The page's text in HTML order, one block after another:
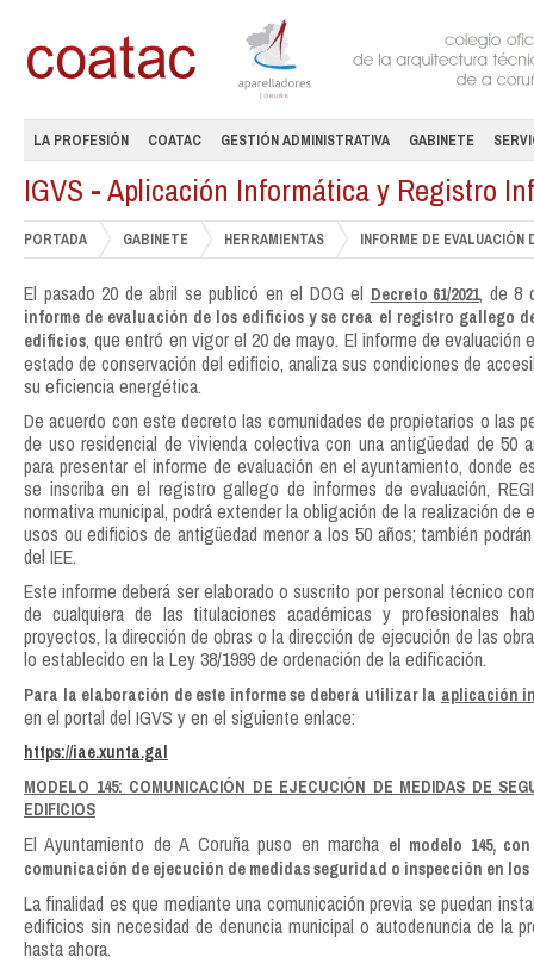
LA PROFESIÓN COATAC GESTIÓN ADMINISTRATIVA GABINETE
IGVS - Aplicación Informática y Registro
PORTADA GABINETE HERRAMIENTAS INFORME DE EVALUACIÓN
El pasado 20 de abril se publicó en el DOG el Decreto 61/2021, de 8
informe de evaluación de los edificios y se crea el registro gallego
edificios, que entró en vigor el 20 de mayo. El informe de evaluación
estado de conservación del edificio, analiza sus condiciones de
su eficiencia energética.
De acuerdo con este decreto las comunidades de propietarios o las
de uso residencial de vivienda colectiva con una antigüedad de 50
para presentar el informe de evaluación en el ayuntamiento, donde
se inscriba en el registro gallego de informes de evaluación,
normativa municipal, podrá extender la obligación de la realización
usos ou edificios de antigüedad menor a los 50 años; también
del IEE.
Este informe deberá ser elaborado o suscrito por personal técnico
de cualquiera de las titulaciones académicas y profesionales
proyectos, la dirección de obras o la dirección de ejecución de las
lo establecido en la Ley 38/1999 de ordenación de la edificación.
Para la elaboración de este informe se deberá utilizar la aplicación
en el portal del IGVS y en el siguiente enlace:
https://iae.xunta.gal
MODELO 145: COMUNICACIÓN DE EJECUCIÓN DE MEDIDAS DE
EDIFICIOS
El Ayuntamiento de A Coruña puso en marcha el modelo 145,
comunicación de ejecución de medidas seguridad o inspección en
La finalidad es que mediante una comunicación previa se puedan
edificios sin necesidad de denuncia municipal o autodenuncia de la
hasta ahora.